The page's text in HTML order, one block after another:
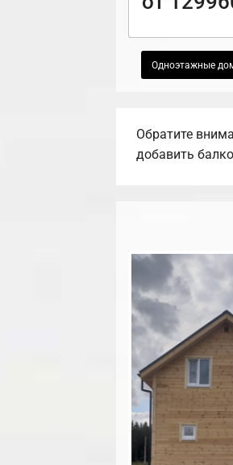
Одноэтажные
Обратите
добавить